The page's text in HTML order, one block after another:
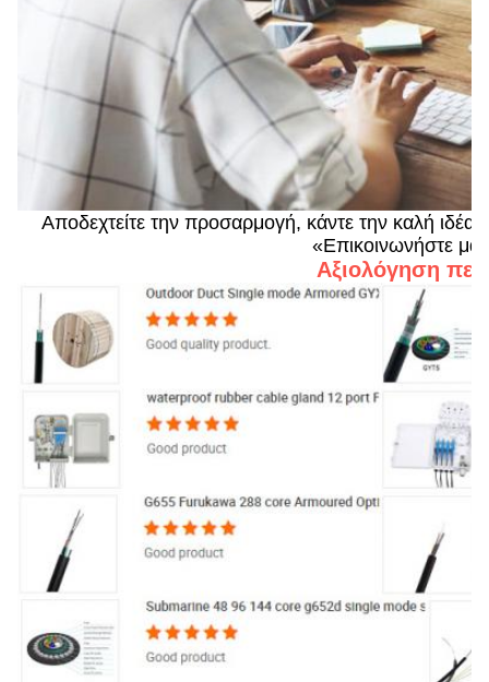
Αποδεχτείτε την προσαρμογή, κάντε την καλή ιδέα
«Επικοινωνήστε
Αξιολόγηση